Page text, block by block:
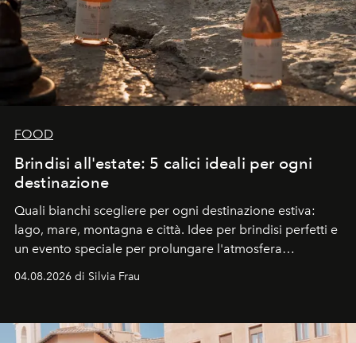
FOOD
Brindisi all'estate: 5 calici ideali per ogni
destinazione
Quali bianchi scegliere per ogni destinazione estiva:
lago, mare, montagna e città. Idee per brindisi perfetti e
un evento speciale per prolungare l'atmosfera
04.08.2026 di Silvia Frau